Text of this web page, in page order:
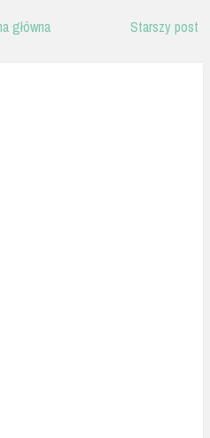
Starszy post
główna